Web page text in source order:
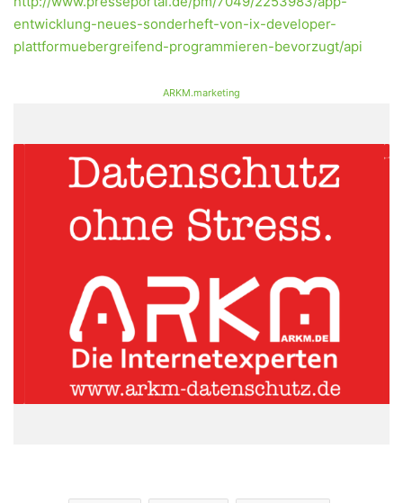
entwicklung-neues-sonderheft-von-ix-developer-
plattformuebergreifend-programmieren-bevorzugt/api
ARKM.marketing